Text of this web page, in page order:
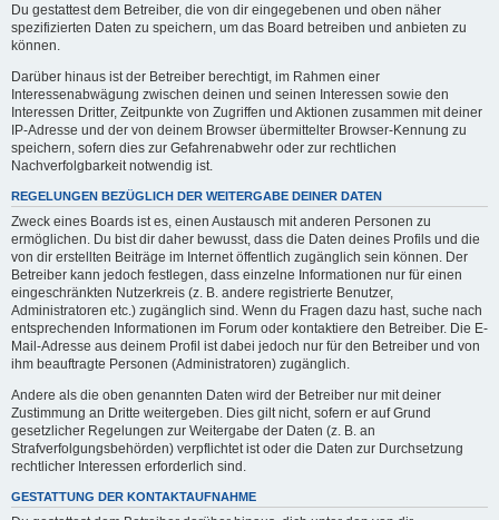
Du gestattest dem Betreiber, die von dir eingegebenen und oben näher
spezifizierten Daten zu speichern, um das Board betreiben und anbieten zu
können.
Darüber hinaus ist der Betreiber berechtigt, im Rahmen einer
Interessenabwägung zwischen deinen und seinen Interessen sowie den
Interessen Dritter, Zeitpunkte von Zugriffen und Aktionen zusammen mit deiner
IP-Adresse und der von deinem Browser übermittelter Browser-Kennung zu
speichern, sofern dies zur Gefahrenabwehr oder zur rechtlichen
Nachverfolgbarkeit notwendig ist.
REGELUNGEN BEZÜGLICH DER WEITERGABE DEINER DATEN
Zweck eines Boards ist es, einen Austausch mit anderen Personen zu
ermöglichen. Du bist dir daher bewusst, dass die Daten deines Profils und die
von dir erstellten Beiträge im Internet öffentlich zugänglich sein können. Der
Betreiber kann jedoch festlegen, dass einzelne Informationen nur für einen
eingeschränkten Nutzerkreis (z. B. andere registrierte Benutzer,
Administratoren etc.) zugänglich sind. Wenn du Fragen dazu hast, suche nach
entsprechenden Informationen im Forum oder kontaktiere den Betreiber. Die E-
Mail-Adresse aus deinem Profil ist dabei jedoch nur für den Betreiber und von
ihm beauftragte Personen (Administratoren) zugänglich.
Andere als die oben genannten Daten wird der Betreiber nur mit deiner
Zustimmung an Dritte weitergeben. Dies gilt nicht, sofern er auf Grund
gesetzlicher Regelungen zur Weitergabe der Daten (z. B. an
Strafverfolgungsbehörden) verpflichtet ist oder die Daten zur Durchsetzung
rechtlicher Interessen erforderlich sind.
GESTATTUNG DER KONTAKTAUFNAHME